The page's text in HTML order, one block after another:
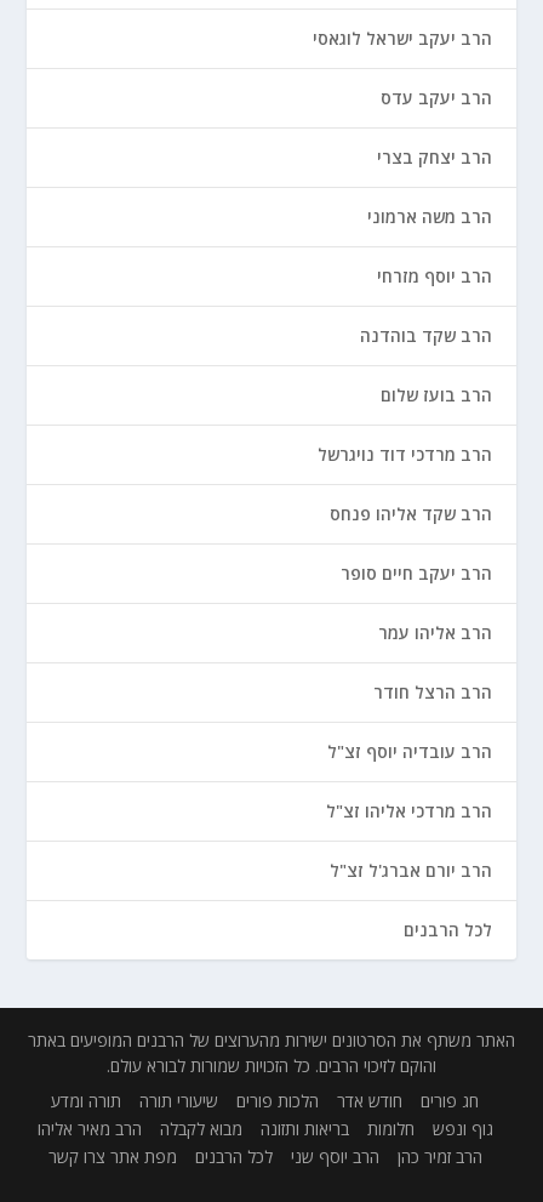
הרב יעקב ישראל לוגאסי
הרב יעקב עדס
הרב יצחק בצרי
הרב משה ארמוני
הרב יוסף מזרחי
הרב שקד בוהדנה
הרב בועז שלום
הרב מרדכי דוד נויגרשל
הרב שקד אליהו פנחס
הרב יעקב חיים סופר
הרב אליהו עמר
הרב הרצל חודר
הרב עובדיה יוסף זצ"ל
הרב מרדכי אליהו זצ"ל
הרב יורם אברג'ל זצ"ל
לכל הרבנים
האתר משתף את הסרטונים ישירות מהערוצים של הרבנים המופיעים באתר
והוקם לזיכוי הרבים. כל הזכויות שמורות לבורא עולם.
חג פורים
חודש אדר הלכות פורים שיעורי תורה
תורה ומדע
גוף ונפש
חלומות בריאות ותזונה מבוא לקבלה
הרב מאיר אליהו
הרב זמיר כהן
הרב יוסף שני לכל הרבנים מפת אתר צרו קשר